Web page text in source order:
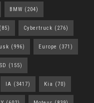
BMW (204)
(85) Cybertruck (276)
(996) Europe (371)
(155)
IA (3417) Kia (70)